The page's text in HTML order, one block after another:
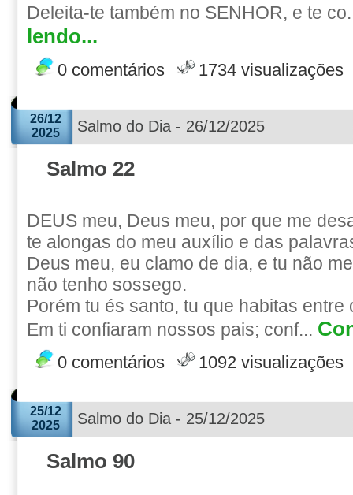
Deleita-te também no SENHOR, e te
lendo...
0 comentários 1734 visualizações
26/12
2025
Salmo do Dia - 26/12/2025
Salmo 22
DEUS meu, Deus meu, por que me
te alongas do meu auxílio e das
Deus meu, eu clamo de dia, e tu não
não tenho sossego.
Porém tu és santo, tu que habitas
Em ti confiaram nossos pais; conf...
0 comentários 1092 visualizações
25/12
2025
Salmo do Dia - 25/12/2025
Salmo 90